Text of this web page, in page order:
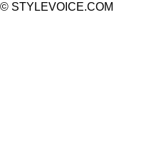
© STYLEVOICE.COM